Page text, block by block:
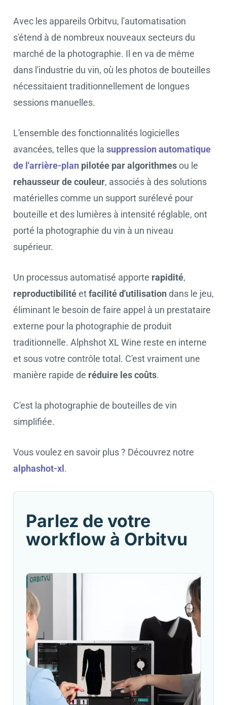
Avec les appareils Orbitvu, l'automatisation
s'étend à de nombreux nouveaux secteurs du
marché de la photographie. Il en va de même
dans l'industrie du vin, où les photos de bouteilles
nécessitaient traditionnellement de longues
sessions manuelles.
L'ensemble des fonctionnalités logicielles
avancées, telles que la suppression automatique
de l'arrière-plan pilotée par algorithmesou le
rehausseur de couleur, associés à des solutions
matérielles comme un support surélevé pour
bouteille et des lumières à intensité réglable, ont
porté la photographie du vin à un niveau
supérieur.
Un processus automatisé apporte rapidité,
reproductibilitéetfacilité d'utilisationdans le jeu,
éliminant le besoin de faire appel à un prestataire
externe pour la photographie de produit
traditionnelle. Alphshot XL Wine reste en interne
et sous votre contrôle total. C'est vraiment une
manière rapide de réduire les coûts.
C'est la photographie de bouteilles de vin
simplifiée.
Vous voulez en savoir plus ? Découvrez notre
alphashot-xl.
Parlez de votre
workflow à Orbitvu